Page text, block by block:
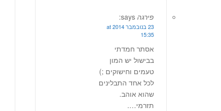
פירגה says:
23 בנובמבר 2014 at
15:35
אסתר חמדתי
בבישול יש המון
טעמים וחישוקים ;)
לכל אחד התבלינים
שהוא אוהב.
תזרמי….